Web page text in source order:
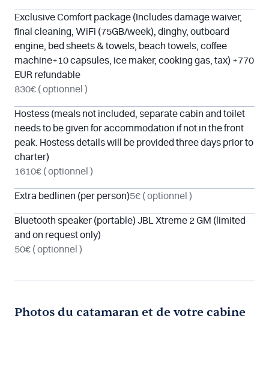
Exclusive Comfort package (Includes damage waiver,
final cleaning, WiFi (75GB/week), dinghy, outboard
engine, bed sheets & towels, beach towels, coffee
machine+10 capsules, ice maker, cooking gas, tax) +770
EUR refundable
830€ ( optionnel )
Hostess (meals not included, separate cabin and toilet
needs to be given for accommodation if not in the front
peak. Hostess details will be provided three days prior to
charter)
1610€ ( optionnel )
Extra bedlinen (per person)5€ ( optionnel )
Bluetooth speaker (portable) JBL Xtreme 2 GM (limited
and on request only)
50€ ( optionnel )
Photos du catamaran et de votre cabine